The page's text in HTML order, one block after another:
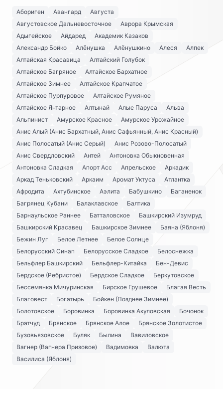
Абориген Авангард
Августа
Августовское Дальневосточное
Аврора Крымская
Адыгейское
Айдаред
Академик Казаков
Александр Бойко
Алёнушка Алёнушкино Алеся
Алпек
Алтайская Красавица
Алтайский Голубок
Алтайское Багряное
Алтайское Бархатное
Алтайское Зимнее
Алтайское Крапчатое
Алтайское Пурпуровое
Алтайское Румяное
Алтайское Янтарное
Алтынай Алые Паруса
Альва
Альпинист
Амурское Красное
Амурское Урожайное
Анис Алый (Анис Бархатный, Анис Сафьянный, Анис Красный)
Анис Полосатый (Анис Серый)
Анис Розово-Полосатый
Анис Свердловский
Антей
Антоновка Обыкновенная
Антоновка Сладкая
Апорт Асс Апрельское
Аркадик
Аркад Теньковский
Аркаим Аромат Уктуса
Атлантка
Афродита
Ахтубинское Аэлита Бабушкино
Баганенок
Багрянец Кубани
Балаклавское
Балтика
Барнаульское Раннее
Батталовское
Башкирский Изумруд
Башкирский Красавец
Башкирское Зимнее
Баяна (Яблоня)
Бежин Луг
Белое Летнее
Белое Солнце
Белорусский Синап
Белорусское Сладкое
Белоснежка
Бельфлер Башкирский
Бельфлер-Китайка
Бен-Девис
Бердское (Ребристое)
Бердское Сладкое
Беркутовское
Бессемянка Мичуринская
Бирское Грушевое
Благая Весть
Благовест
Богатырь
Бойкен (Позднее Зимнее)
Болотовское
Боровинка Боровинка Акуловская
Бочонок
Братчуд
Брянское Брянское Алое
Брянское Золотистое
Бузовьязовское
Буляк Былина
Вавиловское
Вагнер (Вагнера Призовое)
Вадимовка
Валюта
Василиса (Яблоня)